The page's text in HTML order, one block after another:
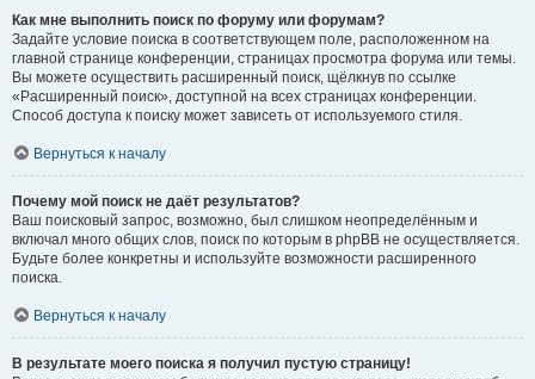
Как мне выполнить поиск по форуму или форумам?
Задайте условие поиска в соответствующем поле, расположенном на
главной странице конференции, страницах просмотра форума или темы.
Вы можете осуществить расширенный поиск, щёлкнув по ссылке
«Расширенный поиск», доступной на всех страницах конференции.
Способ доступа к поиску может зависеть от используемого стиля.
Вернуться к началу
Почему мой поиск не даёт результатов?
Ваш поисковый запрос, возможно, был слишком неопределённым и
включал много общих слов, поиск по которым в phpBB не осуществляется.
Будьте более конкретны и используйте возможности расширенного
поиска.
Вернуться к началу
В результате моего поиска я получил пустую страницу!